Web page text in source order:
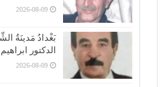
2026-08-09
بَغْدادُ مَدينَةُ
الدكتور
2026-08-09